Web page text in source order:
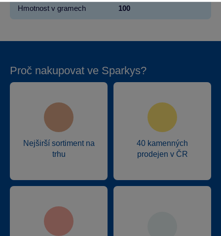
Hmotnost v gramech 100
Proč nakupovat ve Sparkys?
Nejširší sortiment na
trhu
40 kamenných
prodejen v ČR